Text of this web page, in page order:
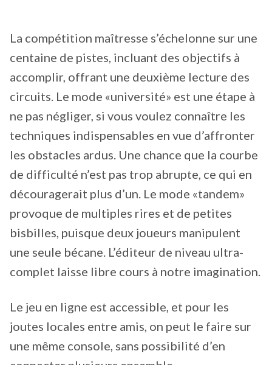
La compétition maîtresse s’échelonne sur une
centaine de pistes, incluant des objectifs à
accomplir, offrant une deuxième lecture des
circuits. Le mode «université» est une étape à
ne pas négliger, si vous voulez connaître les
techniques indispensables en vue d’affronter
les obstacles ardus. Une chance que la courbe
de difficulté n’est pas trop abrupte, ce qui en
découragerait plus d’un. Le mode «tandem»
provoque de multiples rires et de petites
bisbilles, puisque deux joueurs manipulent
une seule bécane. L’éditeur de niveau ultra-
complet laisse libre cours à notre imagination.
Le jeu en ligne est accessible, et pour les
joutes locales entre amis, on peut le faire sur
une même console, sans possibilité d’en